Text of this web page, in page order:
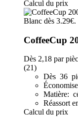
Calcul du prix
CoffeeCup
Dès 2,18 par
(21)
Dès 36
Matière:
Réassort
Calcul du prix